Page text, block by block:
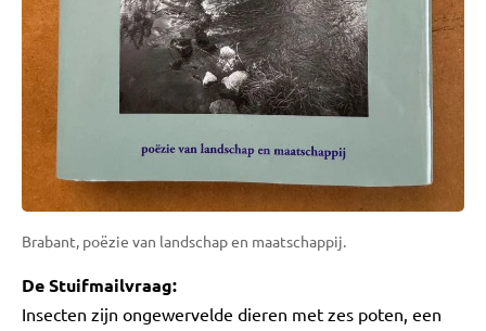
Brabant, poëzie van landschap en maatschappij.
De Stuifmailvraag:
Insecten zijn ongewervelde dieren met zes poten, een